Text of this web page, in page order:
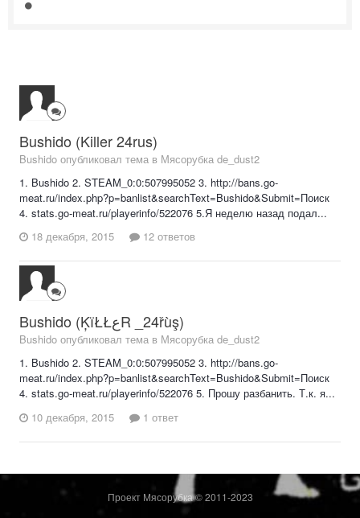
Bushido (Killer 24rus)
Bushido опубликовал тема в Мясорубка de_dust2
1. Bushido 2. STEAM_0:0:507995052 3. http://bans.go-
meat.ru/index.php?p=banlist&searchText=Bushido&Submit=Поиск
4. stats.go-meat.ru/playerinfo/522076 5.Я неделю назад подал...
18 декабря, 2015
12 ответов
Bushido (ĶїŁŁعR _24řùş)
Bushido опубликовал тема в Мясорубка de_dust2
1. Bushido 2. STEAM_0:0:507995052 3. http://bans.go-
meat.ru/index.php?p=banlist&searchText=Bushido&Submit=Поиск
4. stats.go-meat.ru/playerinfo/522076 5. Прошу разбанить. Т.к. я...
10 декабря, 2015
1 ответ
Проект Мясорубка © 2011-2023